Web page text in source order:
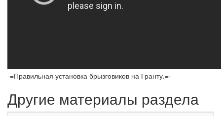
-=Правильная установка брызговиков на Гранту.=-
Другие материалы раздела